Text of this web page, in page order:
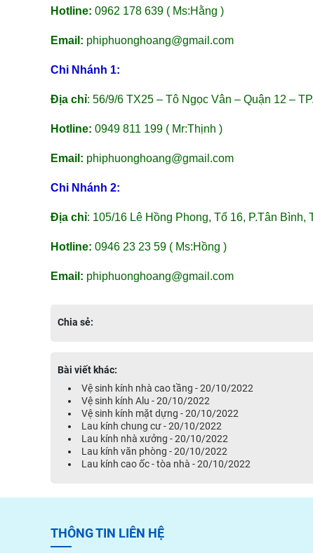
Hotline: 0962 178 639 ( Ms:Hằng )
Email: phiphuonghoang@gmail.com
Chi Nhánh 1:
Địa chỉ: 56/9/6 TX25 – Tô Ngọc Vân – Quận 12 –
Hotline: 0949 811 199 ( Mr:Thịnh )
Email: phiphuonghoang@gmail.com
Chi Nhánh 2:
Địa chỉ: 105/16 Lê Hồng Phong, Tổ 16, P.Tân
Hotline: 0946 23 23 59 ( Ms:Hồng )
Email: phiphuonghoang@gmail.com
Chia sẻ:
Bài viết khác:
Vệ sinh kính nhà cao tầng - 20/10/2022
Vệ sinh kính Alu - 20/10/2022
Vệ sinh kính mặt dựng - 20/10/2022
Lau kính chung cư - 20/10/2022
Lau kính nhà xưởng - 20/10/2022
Lau kính văn phòng - 20/10/2022
Lau kính cao ốc - tòa nhà - 20/10/2022
THÔNG TIN LIÊN HỆ